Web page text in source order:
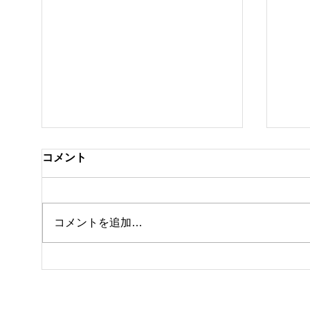
私事ですが…✌️
コメント
コメントを追加…